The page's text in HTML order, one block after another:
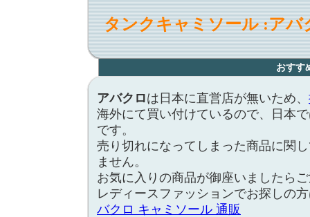
タンクキャミソール :アバ
おすす
アバクロは日本に直営店が無いため、
海外にて買い付けているので、日本
です。
売り切れになってしまった商品に関
ません。
お気に入りの商品が御座いましたら
レディースファッションでお探しの
バクロ キャミソール 通販